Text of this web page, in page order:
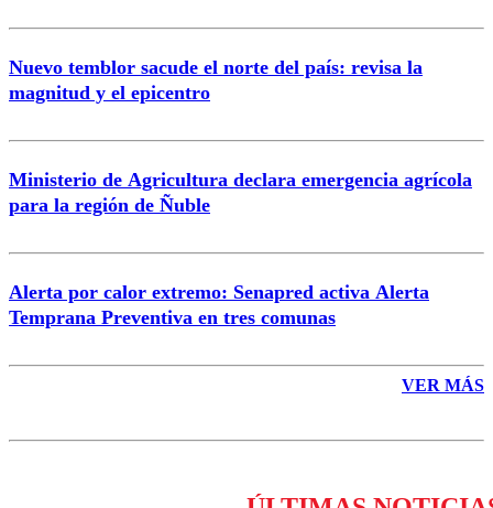
Nuevo temblor sacude el norte del país: revisa la
magnitud y el epicentro
Ministerio de Agricultura declara emergencia agrícola
para la región de Ñuble
Alerta por calor extremo: Senapred activa Alerta
Temprana Preventiva en tres comunas
VER MÁS